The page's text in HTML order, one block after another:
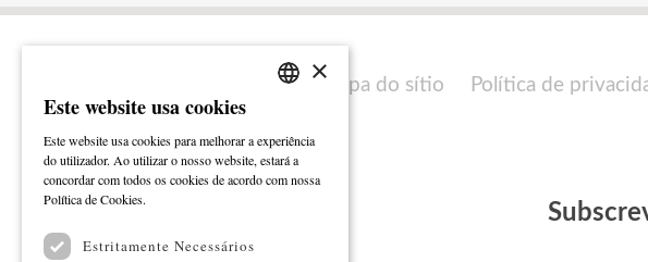
Mapa do sítio Política de
ENGLISH
×
Este website usa cookies
Este website usa cookies para melhorar a experiência
do utilizador. Ao utilizar o nosso website, estará a
concordar com todos os cookies de acordo com nossa
Política de Cookies.
Estritamente Necessários